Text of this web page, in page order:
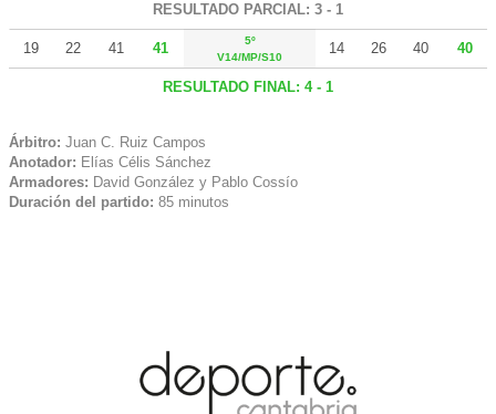
RESULTADO PARCIAL: 3 - 1
19 22 41 41
5º
V14/MP/S10
14 26 40 40
RESULTADO FINAL: 4 - 1
Árbitro: Juan C. Ruiz Campos
Anotador: Elías Célis Sánchez
Armadores: David González y Pablo Cossío
Duración del partido: 85 minutos